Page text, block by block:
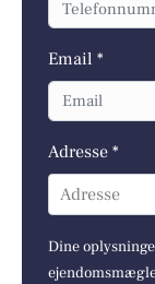
Email *
Adresse *
Adresse
Dine